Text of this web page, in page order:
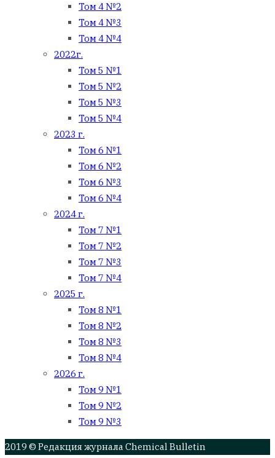
Том 4 №2
Том 4 №3
Том 4 №4
2022г.
Том 5 №1
Том 5 №2
Том 5 №3
Том 5 №4
2023 г.
Том 6 №1
Том 6 №2
Том 6 №3
Том 6 №4
2024 г.
Том 7 №1
Том 7 №2
Том 7 №3
Том 7 №4
2025 г.
Том 8 №1
Том 8 №2
Том 8 №3
Том 8 №4
2026 г.
Том 9 №1
Том 9 №2
Том 9 №3
2019 © Редакция журнала Chemical Bulletin